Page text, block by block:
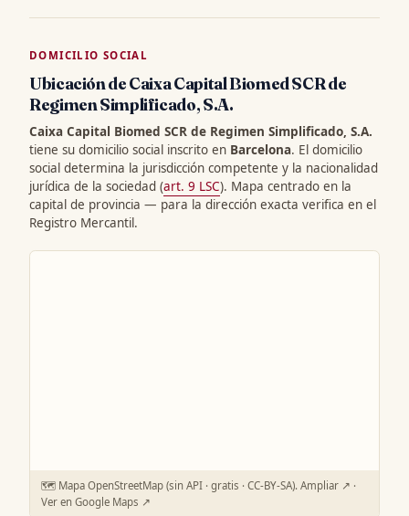
DOMICILIO SOCIAL
Ubicación de Caixa Capital Biomed SCR de
Regimen Simplificado, S.A.
Caixa Capital Biomed SCR de Regimen Simplificado, S.A.
tiene su domicilio social inscrito en Barcelona. El domicilio
social determina la jurisdicción competente y la nacionalidad
jurídica de la sociedad (art. 9 LSC). Mapa centrado en la
capital de provincia — para la dirección exacta verifica en el
Registro Mercantil.
🗺️ Mapa OpenStreetMap (sin API · gratis · CC-BY-SA). Ampliar ↗ ·
Ver en Google Maps ↗